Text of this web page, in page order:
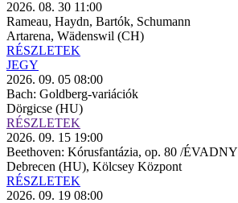
2026. 08. 30 11:00
Rameau, Haydn, Bartók, Schumann
Artarena, Wädenswil (CH)
RÉSZLETEK
JEGY
2026. 09. 05 08:00
Bach: Goldberg-variációk
Dörgicse (HU)
RÉSZLETEK
2026. 09. 15 19:00
Beethoven: Kórusfantázia, op. 80 /
Debrecen (HU), Kölcsey Központ
RÉSZLETEK
2026. 09. 19 08:00